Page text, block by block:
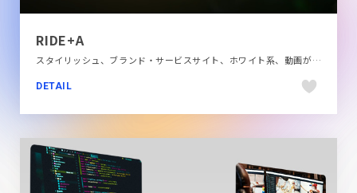
RIDE+A
スタイリッシュ、ブランド・サービスサイト、ホワイト系、動画が流れる、旅行・ホテル・観光、自動車・乗り物・交通
DETAIL